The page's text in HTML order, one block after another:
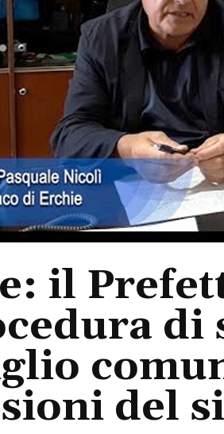
il
di
del